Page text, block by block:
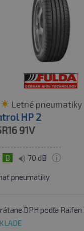
Letné pneumatiky
HP 2
91V
B 70 dB
pneumatiky
DPH podľa Raifen